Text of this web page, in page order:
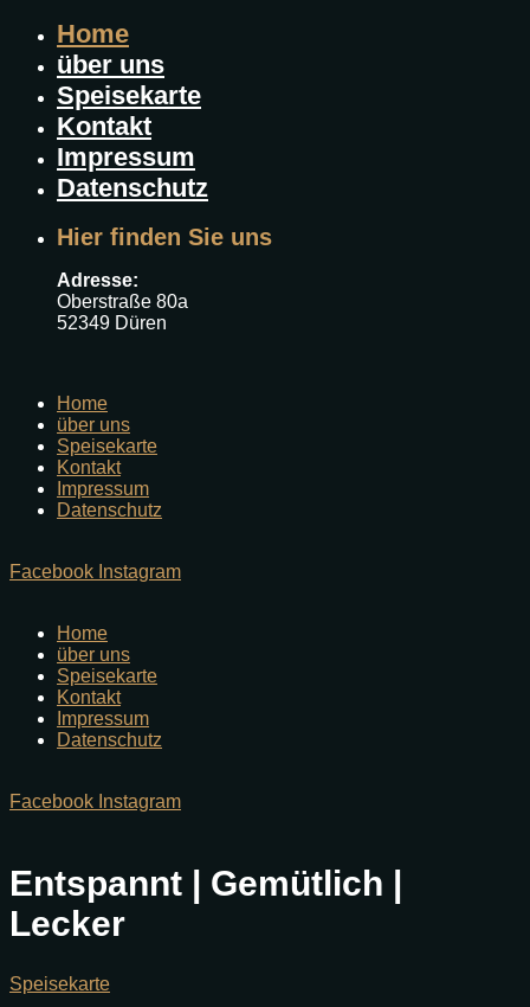
Home
über uns
Speisekarte
Kontakt
Impressum
Datenschutz
Hier finden Sie uns
Adresse:
Oberstraße 80a
52349 Düren
Home
über uns
Speisekarte
Kontakt
Impressum
Datenschutz
Facebook Instagram
Home
über uns
Speisekarte
Kontakt
Impressum
Datenschutz
Facebook Instagram
Entspannt | Gemütlich |
Lecker
Speisekarte